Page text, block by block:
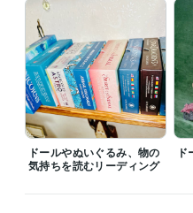
得意分野
占い タロット　オラクルカー
タロットカード オラクルカード
神様
蛇 チャネリング
Web制作・HP作成・EC構築 ３
人形 ドール 3D 3Dモデリング
ドールやぬいぐるみ、物の
気持ちを読むリーディング